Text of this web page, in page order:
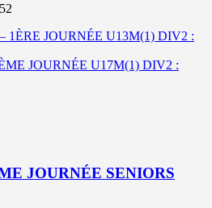
1ÈRE JOURNÉE U13M(1) DIV2 :
JOURNÉE U17M(1) DIV2 :
JOURNÉE SENIORS